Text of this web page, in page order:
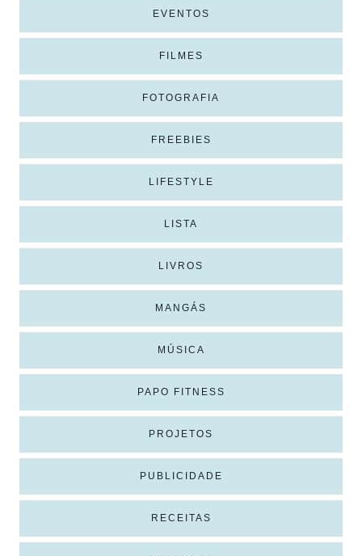
EVENTOS
FILMES
FOTOGRAFIA
FREEBIES
LIFESTYLE
LISTA
LIVROS
MANGÁS
MÚSICA
PAPO FITNESS
PROJETOS
PUBLICIDADE
RECEITAS